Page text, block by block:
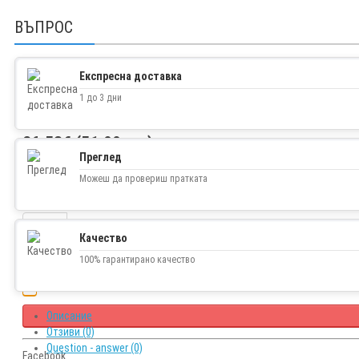
26.58€ (51.99 лв.)
Наличност В наличност
Facebook
ВЪПРОС
Експресна доставка
1 до 3 дни
Преглед
Можеш да провериш пратката
Качество
100% гарантирано качество
Описание
Отзиви (0)
Question - answer (0)